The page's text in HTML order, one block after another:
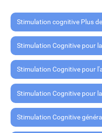
Stimulation cognitive Plus
Stimulation Cognitive pour
Stimulation Cognitive pour
Stimulation Cognitive pour
Stimulation Cognitive